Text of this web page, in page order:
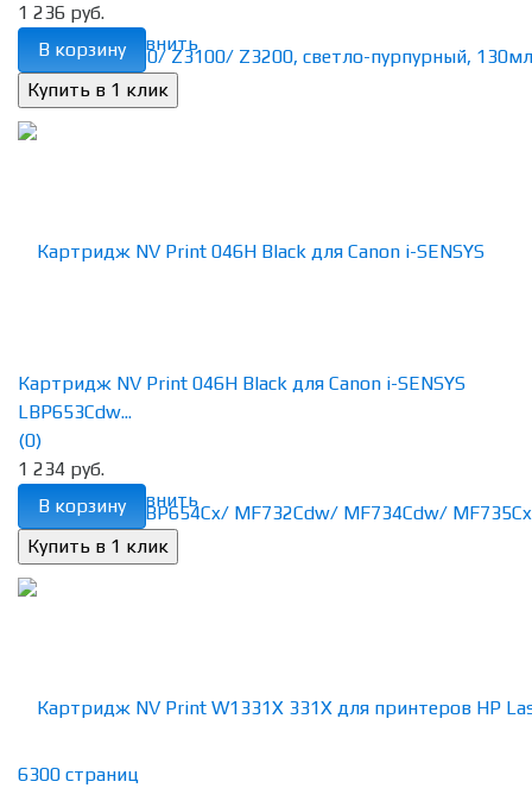
избранное сравнить
1 236 руб.
В корзину
избранное сравнить
Картридж NV Print 046H Black для Canon i-SENSYS
LBP653Cdw...
(0)
1 234 руб.
В корзину